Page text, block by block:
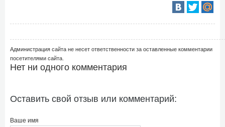
Администрация сайта не несет ответственности за оставленные комментарии
посетителями сайта.
Нет ни одного комментария
Оставить свой отзыв или комментарий:
Ваше имя